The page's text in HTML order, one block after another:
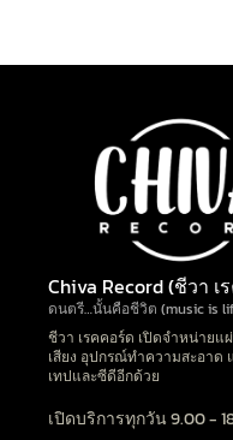
Chiva Record (ชีวา เ
ดนตรี…นั้นคือชีวิต (music is
ชีวา เรคคอร์ด เปิดจำหน่ายแ
เสียง อุปกรณ์ทำความสะอาด
เทปและซีดีอีกด้วย
เปิดบริการทุกวัน 9.00 -